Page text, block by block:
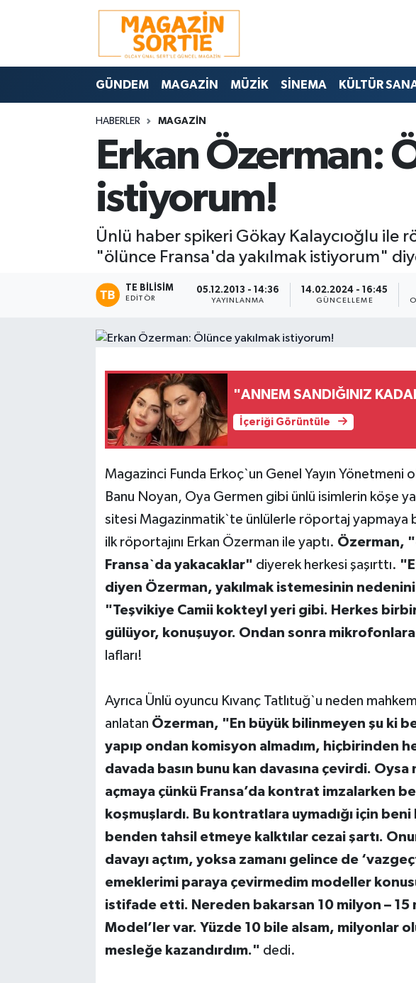
GÜNDEM MAGAZİN MÜZİK SİNEMA KÜLTÜR
HABERLER MAGAZİN
Erkan Özerman:
istiyorum!
Ünlü haber spikeri Gökay Kalaycıoğlu ile
"ölünce Fransa'da yakılmak istiyorum"
TE BILISIM
EDITÖR
05.12.2013 - 14:36
YAYINLANMA
14.02.2024 - 16:45
GÜNCELLEME
"ANNEM SANDIĞINIZ
İçeriği Görüntüle
Magazinci Funda Erkoç`un Genel Yayın Yönetmeni
Banu Noyan, Oya Germen gibi ünlü isimlerin köşe
sitesi Magazinmatik`te ünlülerle röportaj yapmaya
ilk röportajını Erkan Özerman ile yaptı. Özerman,
Fransa`da yakacaklar" diyerek herkesi şaşırttı.
diyen Özerman, yakılmak istemesinin nedenini
"Teşvikiye Camii kokteyl yeri gibi. Herkes
gülüyor, konuşuyor. Ondan sonra
lafları!
Ayrıca Ünlü oyuncu Kıvanç Tatlıtuğ`u neden
anlatan Özerman, "En büyük bilinmeyen şu ki
yapıp ondan komisyon almadım, hiçbirinden
davada basın bunu kan davasına çevirdi.
açmaya çünkü Fransa’da kontrat imzalarken
koşmuşlardı. Bu kontratlara uymadığı için
benden tahsil etmeye kalktılar cezai şartı.
davayı açtım, yoksa zamanı gelince de
emeklerimi paraya çevirmedim modeller
istifade etti. Nereden bakarsan 10 milyon – 15
Model’ler var. Yüzde 10 bile alsam, milyonlar
mesleğe kazandırdım." dedi.
Nöbetçi Eczaneler
Hava Durumu
Trafik Durumu
Süper Lig Puan Durumu ve Fikstür
Tüm Manşetler
Son Dakika Haberleri